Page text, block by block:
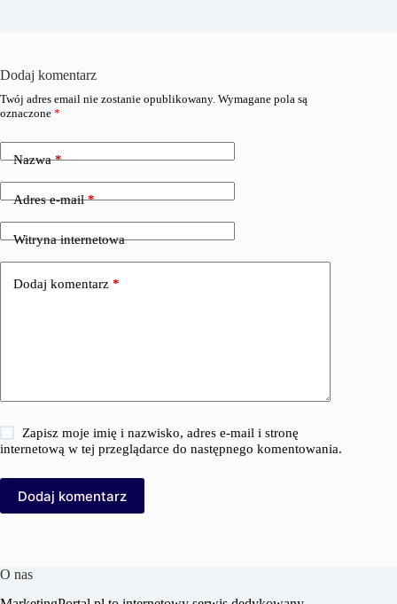
Dodaj komentarz
Twój adres email nie zostanie opublikowany. Wymagane pola są
oznaczone *
Nazwa*
Adres e-mail*
Witryna internetowa
Dodaj komentarz *
Zapisz moje imię i nazwisko, adres e-mail i stronę
internetową w tej przeglądarce do następnego komentowania.
Dodaj komentarz
O nas